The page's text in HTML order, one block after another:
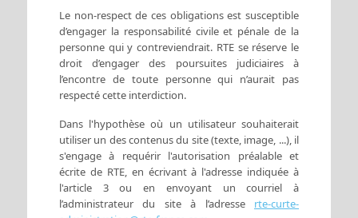
Le non-respect de ces obligations est susceptible
d’engager la responsabilité civile et pénale de la
personne qui y contreviendrait. RTE se réserve le
droit d’engager des poursuites judiciaires à
l’encontre de toute personne qui n’aurait pas
respecté cette interdiction.
Dans l'hypothèse où un utilisateur souhaiterait
utiliser un des contenus du site (texte, image, ...), il
s'engage à requérir l'autorisation préalable et
écrite de RTE, en écrivant à l'adresse indiquée à
l'article 3 ou en envoyant un courriel à
l’administrateur du site à l’adresse rte-curte-